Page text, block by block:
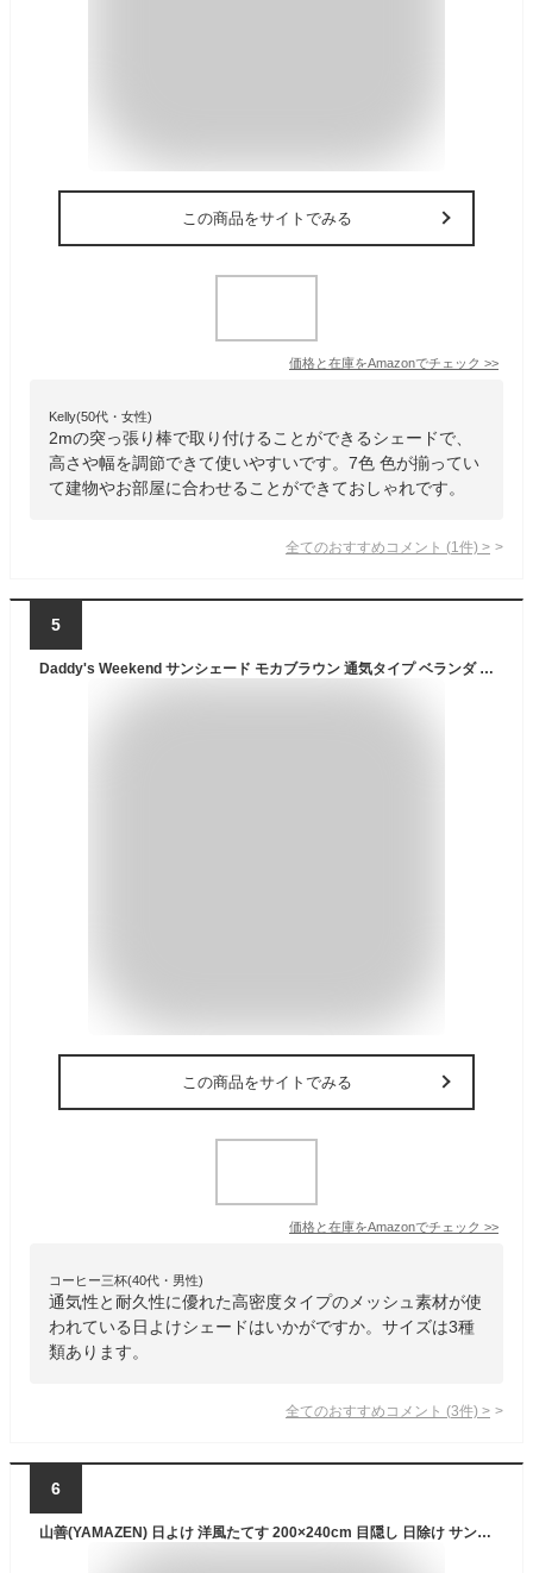
この商品をサイトでみる
価格と在庫をAmazonでチェック >>
Kelly(50代・女性)
2mの突っ張り棒で取り付けることができるシェードで、
高さや幅を調節できて使いやすいです。7色 色が揃ってい
て建物やお部屋に合わせることができておしゃれです。
全てのおすすめコメント (1 件) >
5
Daddy's Weekend サンシェード モカブラウン 通気タイプ ベランダ 庭 UVカット 日よけシェード 付け紐4本付属 紫外線カット 【日本ブランド】 (0.9M×1.8M)
この商品をサイトでみる
価格と在庫をAmazonでチェック >>
コーヒー三杯(40代・男性)
通気性と耐久性に優れた高密度タイプのメッシュ素材が使
われている日よけシェードはいかがですか。サイズは3種
類あります。
全てのおすすめコメント (3件) >
6
山善(YAMAZEN) 日よけ 洋風たてす 200×240cm 目隠し 日除け サンシェード すだれ オーニング 節電 省エネ ベランダ 紫外線カット ブラウン GYT-2024(BR)